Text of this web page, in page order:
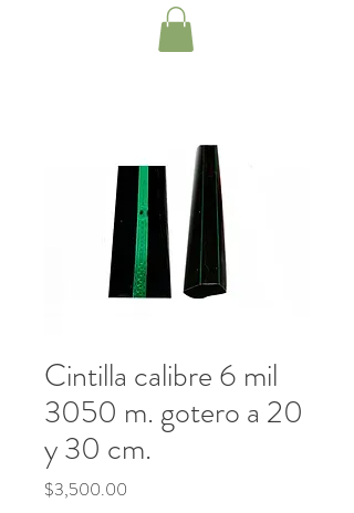
Cintilla calibre 6 mil
3050 m. gotero a 20
y 30 cm.
$3,500.00